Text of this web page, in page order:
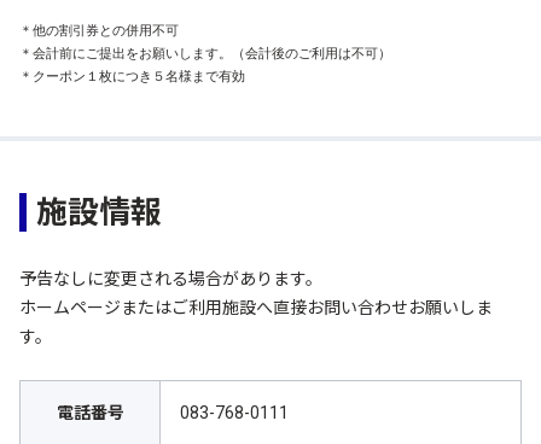
＊他の割引券との併用不可
＊会計前にご提出をお願いします。（会計後のご利用は不可）
＊クーポン１枚につき５名様まで有効
施設情報
予告なしに変更される場合があります。
ホームページまたはご利用施設へ直接お問い合わせお願いしま
す。
電話番号 083-768-0111